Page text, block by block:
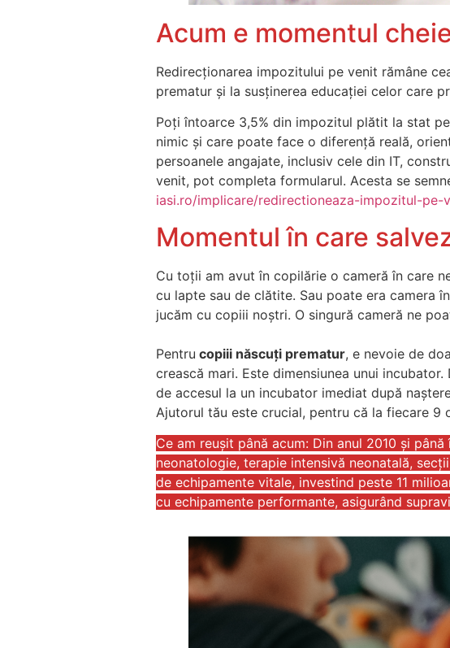
Acum e momentul
Redirecționarea impozitului pe venit rămâne
prematur și la susținerea educației celor care
Poți întoarce 3,5% din impozitul plătit la stat
nimic și care poate face o diferență reală,
persoanele angajate, inclusiv cele din IT,
venit, pot completa formularul. Acesta se
iasi.ro/implicare/redirectioneaza-impozitul-pe-
Momentul în care
Cu toții am avut în copilărie o cameră în care
cu lapte sau de clătite. Sau poate era camera
jucăm cu copiii noștri. O singură cameră ne
Pentru copiii născuți prematur, e nevoie de
crească mari. Este dimensiunea unui
de accesul la un incubator imediat după
Ajutorul tău este crucial, pentru că la fiecare 9
Ce am reușit până acum: Din anul 2010 și
neonatologie, terapie intensivă neonatală,
de echipamente vitale, investind peste 11
cu echipamente performante, asigurând